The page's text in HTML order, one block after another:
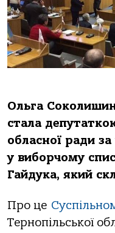
Ольга Соколишин
стала
обласної ради
у виборчому
Гайдука, який
Про це
Тернопільської